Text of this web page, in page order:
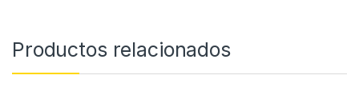
Productos relacionados